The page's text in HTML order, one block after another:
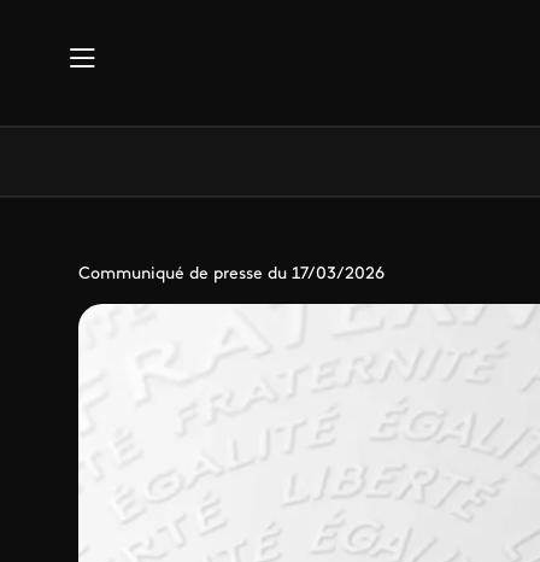
Communiqué de presse du 17/03/2026